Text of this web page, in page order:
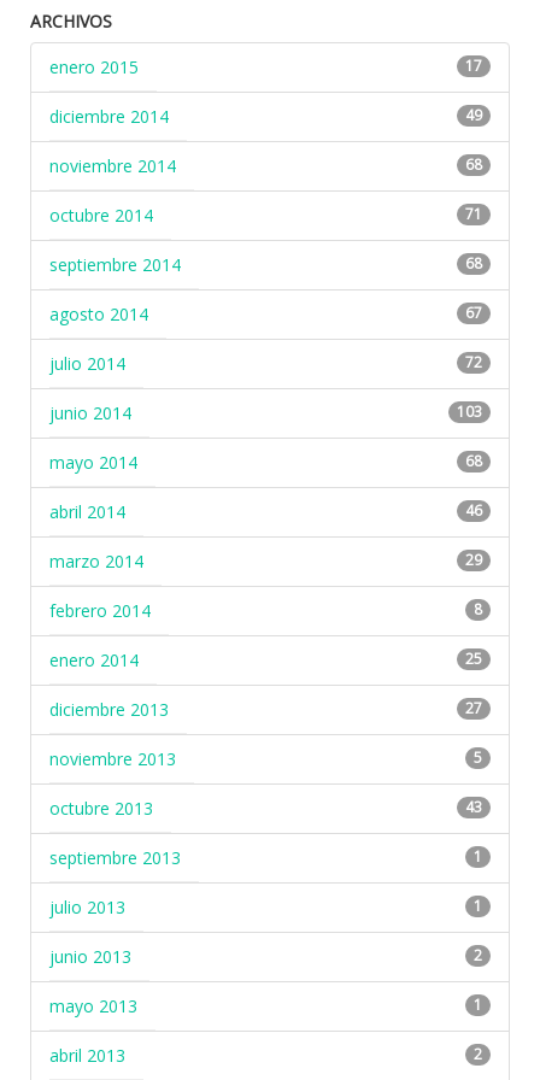
ARCHIVOS
enero 2015
17
diciembre 2014 49
noviembre 2014 68
octubre 2014 71
septiembre 2014 68
agosto 2014 67
julio 2014 72
junio 2014 103
mayo 2014 68
abril 2014 46
marzo 2014 29
febrero 2014 8
enero 2014 25
diciembre 2013 27
noviembre 2013 5
octubre 2013 43
septiembre 2013 1
julio 2013 1
junio 2013 2
mayo 2013 1
abril 2013 2